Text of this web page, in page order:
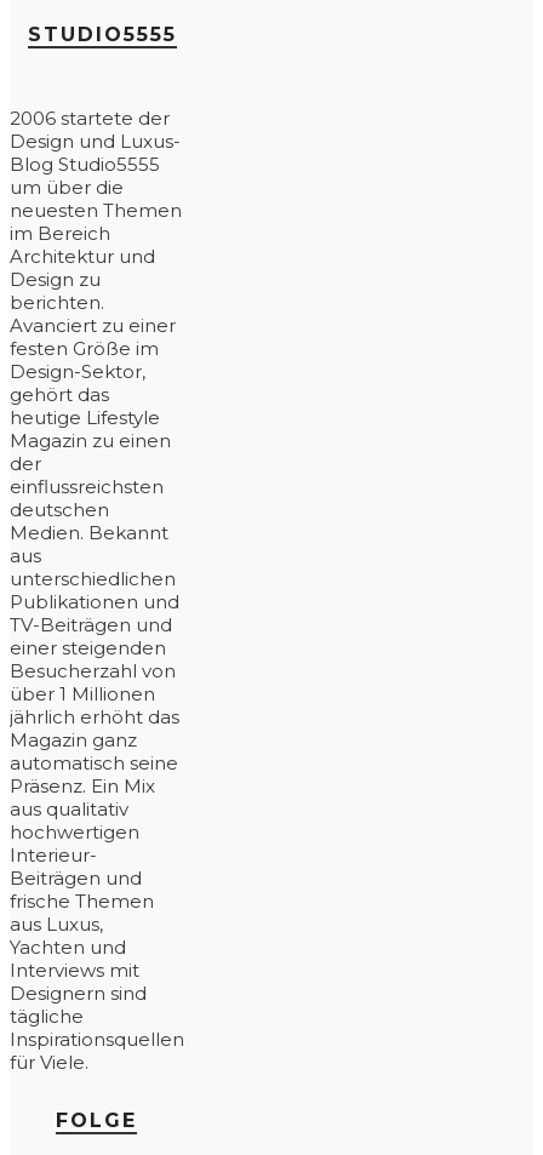
STUDIO5555
2006 startete der
Design und Luxus-
Blog Studio5555
um über die
neuesten Themen
im Bereich
Architektur und
Design zu
berichten.
Avanciert zu einer
festen Größe im
Design-Sektor,
gehört das
heutige Lifestyle
Magazin zu einen
der
einflussreichsten
deutschen
Medien. Bekannt
aus
unterschiedlichen
Publikationen und
TV-Beiträgen und
einer steigenden
Besucherzahl von
über 1 Millionen
jährlich erhöht das
Magazin ganz
automatisch seine
Präsenz. Ein Mix
aus qualitativ
hochwertigen
Interieur-
Beiträgen und
frische Themen
aus Luxus,
Yachten und
Interviews mit
Designern sind
tägliche
Inspirationsquellen
für Viele.
FOLGE